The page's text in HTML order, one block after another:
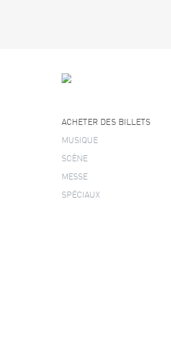
ACHETER DES BILLETS
MUSIQUE
SCÈNE
MESSE
SPÉCIAUX